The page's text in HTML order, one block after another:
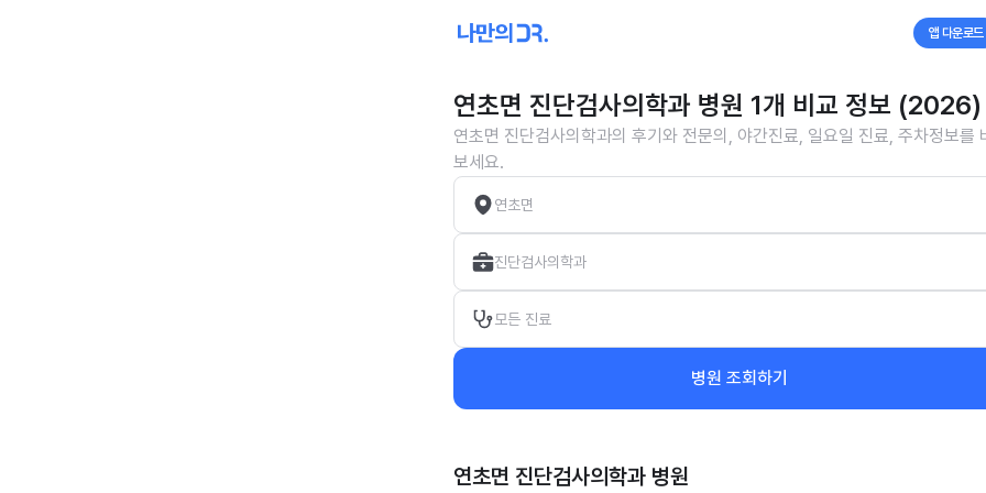
앱 다운로드
연초면 진단검사의학과 병원 1개 비교 정보 (2026)
연초면 진단검사의학과의 후기와 전문의, 야간진료, 일요일 진료, 주차정보를
보세요.
연초면
진단검사의학과
모든 진료
병원 조회하기
연초면 진단검사의학과 병원